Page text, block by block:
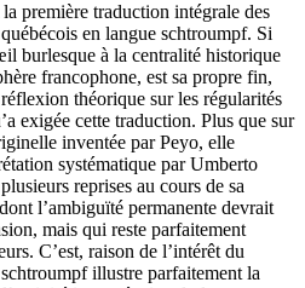
première traduction intégrale des
en langue schtroumpf. Si
burlesque à la centralité historique
francophone, est sa propre fin,
théorique sur les régularités
exigée cette traduction. Plus que sur
inventée par Peyo, elle
systématique par Umberto
reprises au cours de sa
l’ambiguïté permanente devrait
mais qui reste parfaitement
C’est, raison de l’intérêt du
illustre parfaitement la